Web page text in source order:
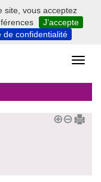
site, vous acceptez
J’accepte
de confidentialité